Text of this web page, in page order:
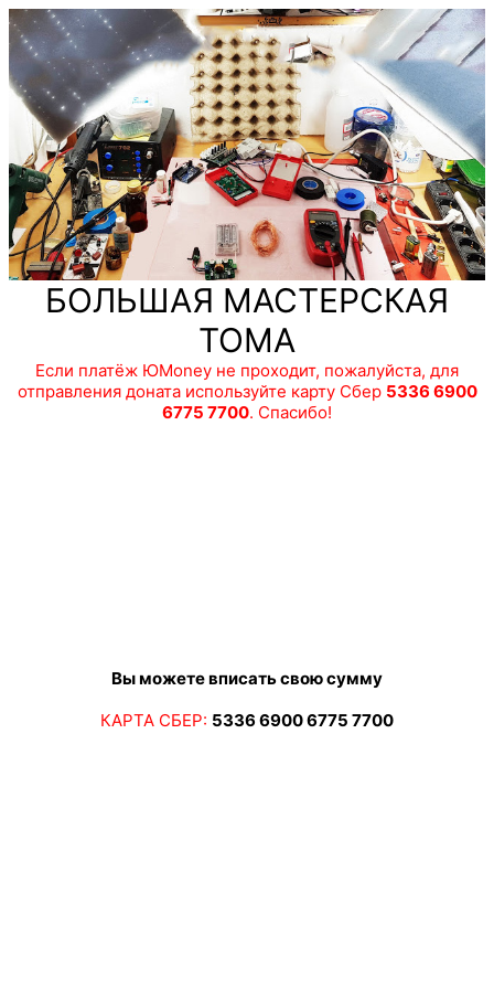
БОЛЬШАЯ МАСТЕРСКАЯ
ТОМА
Если платёж ЮMoney не проходит, пожалуйста, для
отправления доната используйте карту Сбер 5336 6900
6775 7700. Спасибо!
Вы можете вписать свою сумму
КАРТА СБЕР: 5336 6900 6775 7700